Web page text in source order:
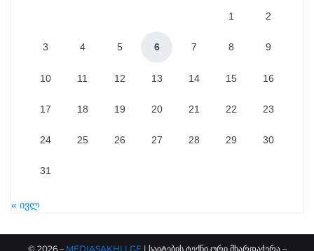
1 2
3 4 5 6 7 8 9
10 11 12 13 14 15 16
17 18 19 20 21 22 23
24 25 26 27 28 29 30
31
« ივლ
© 2026– MEDIASAKHLI.GE | საიტების ტექნიკური მხარდაჭერა –